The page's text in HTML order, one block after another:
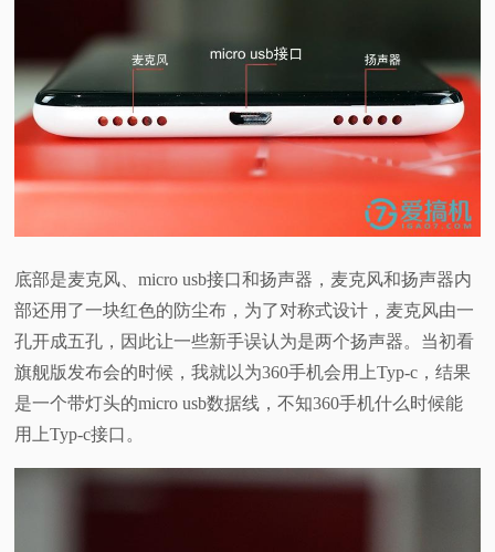
底部是麦克风、micro usb接口和扬声器，麦克风和扬声器内
部还用了一块红色的防尘布，为了对称式设计，麦克风由一
孔开成五孔，因此让一些新手误认为是两个扬声器。 当初看
旗舰版发布会的时候，我就以为360手机会用上Typ-c，结果
是一个带灯头的micro usb数据线，不知360手机什么时候能
用上Typ-c接口。